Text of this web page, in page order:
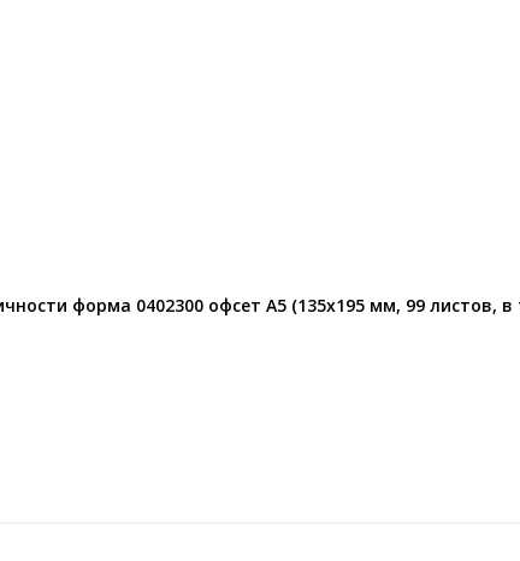
форма 0402300 офсет А5 (135х195 мм, 99 листов,